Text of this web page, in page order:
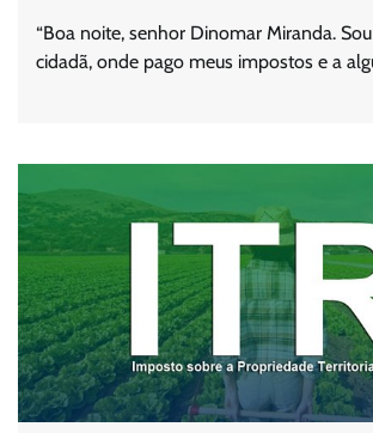
“Boa noite, senhor Dinomar Miranda.
cidadã, onde pago meus impostos e a